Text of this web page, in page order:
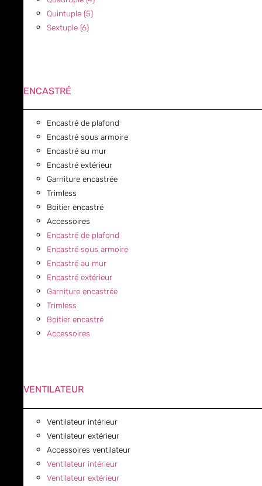
Quintuple (5)
Sextuple (6)
ENCASTRÉ
Encastré de plafond
Encastré sous armoire
Encastré au mur
Encastré extérieur
Garniture encastrée
Trimless
Boitier encastré
Accessoires
Encastré de plafond
Encastré sous armoire
Encastré au mur
Encastré extérieur
Garniture encastrée
Trimless
Boitier encastré
Accessoires
VENTILATEUR
Ventilateur intérieur
Ventilateur extérieur
Accessoires ventilateur
Ventilateur intérieur
Ventilateur extérieur